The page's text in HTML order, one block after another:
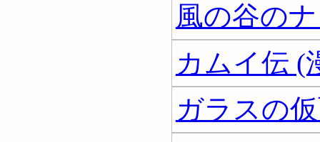
風の谷の
カムイ伝 (
ガラスの